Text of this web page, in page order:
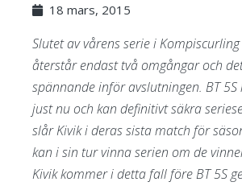
18 mars, 2015
Slutet av vårens serie i
återstår endast två omgångar och
spännande inför avslutningen. BT
just nu och kan definitivt säkra
slår Kivik i deras sista match för
kan i sin tur vinna serien om de
Kivik kommer i detta fall före BT 5S